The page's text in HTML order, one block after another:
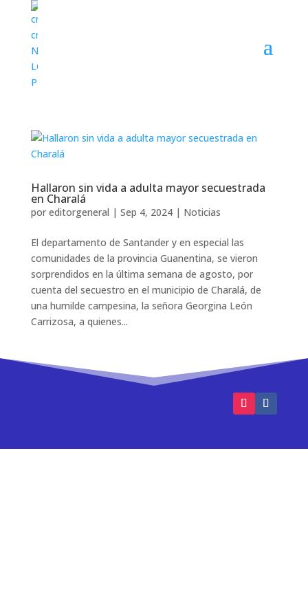
Hallaron sin vida a adulta mayor secuestrada
en Charalá
por editorgeneral | Sep 4, 2024| Noticias
El departamento de Santander y en especial las
comunidades de la provincia Guanentina, se vieron
sorprendidos en la última semana de agosto, por
cuenta del secuestro en el municipio de Charalá, de
una humilde campesina, la señora Georgina León
Carrizosa, a quienes...